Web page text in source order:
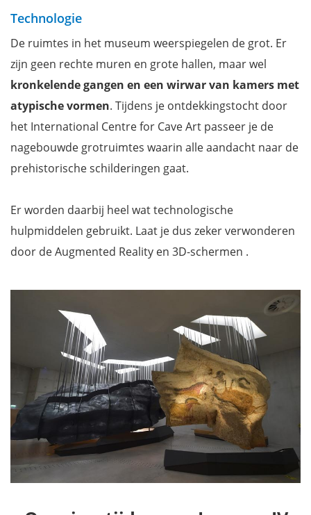
Technologie
De ruimtes in het museum weerspiegelen de grot. Er
zijn geen rechte muren en grote hallen, maar wel
kronkelende gangen en een wirwar van kamers met
atypische vormen. Tijdens je ontdekkingstocht door
het International Centre for Cave Art passeer je de
nagebouwde grotruimtes waarin alle aandacht naar de
prehistorische schilderingen gaat.
Er worden daarbij heel wat technologische
hulpmiddelen gebruikt. Laat je dus zeker verwonderen
door de Augmented Reality en 3D-schermen .